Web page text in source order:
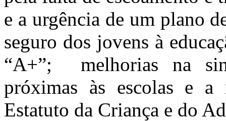
e a urgência de um plano
seguro dos jovens à
“A+”; melhorias na
próximas às escolas e a
Estatuto da Criança e do